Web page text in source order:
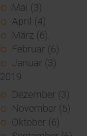
Mai (3)
April (4)
März (6)
Februar (6)
Januar (3)
2019
Dezember (3)
November (5)
Oktober (6)